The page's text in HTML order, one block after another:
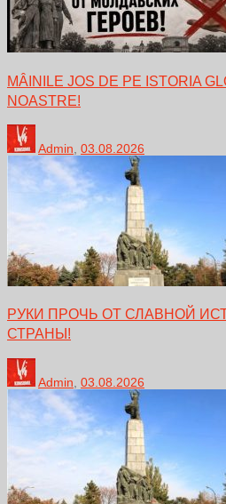
MÂINILE JOS DE PE ISTORIA
NOASTRE!
Admin 03.08.2026
РУКИ ПРОЧЬ ОТ СЛАВНОЙ
СТРАНЫ!
Admin 03.08.2026